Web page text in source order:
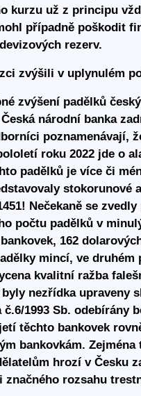
kurzu už z principu
případně poškodit
rezerv.
zvýšili v uplynulém
zvýšení padělků
národní banka
poznamenávají,
roku 2022 jde o
padělků je více či
stokorunové
Nečekaně se
počtu padělků v
162
mincí, ve druhém
kvalitní ražba
nezřídka upraveny
č.6/1993 Sb. odebírány
těchto bankovek
bankovkám.
hrozí v Česku
značného rozsahu